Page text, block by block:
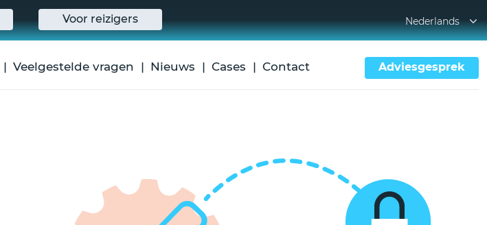
Voor reizigers Nederlands
Veelgestelde vragen Nieuws Cases Contact Adviesgesprek